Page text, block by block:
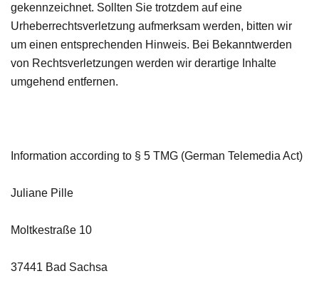
gekennzeichnet. Sollten Sie trotzdem auf eine
Urheberrechtsverletzung aufmerksam werden, bitten wir
um einen entsprechenden Hinweis. Bei Bekanntwerden
von Rechtsverletzungen werden wir derartige Inhalte
umgehend entfernen.
Information according to § 5 TMG (German Telemedia Act)
Juliane Pille
Moltkestraße 10
37441 Bad Sachsa